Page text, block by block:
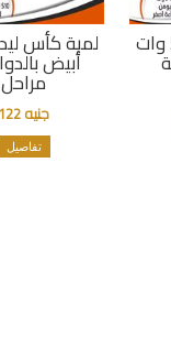
مراحل
جنيه 122
تفاصيل
لمبة كأس ليد 5 وات